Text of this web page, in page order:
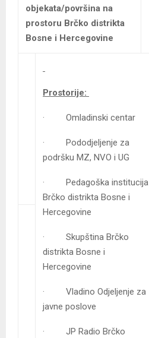
objekata/površina na
prostoru Brčko distrikta
Bosne i Hercegovine
Prostorije:
· Omladinski centar
· Pododjeljenje za
podršku MZ, NVO i UG
· Pedagoška institucija
Brčko distrikta Bosne i
Hercegovine
· Skupština Brčko
distrikta Bosne i
Hercegovine
· Vladino Odjeljenje za
javne poslove
· JP Radio Brčko